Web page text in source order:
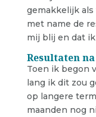
gemakkelijk als
met name de
mij blij en dat
Resultaten
Toen ik begon
lang ik dit zou
op langere
maanden nog